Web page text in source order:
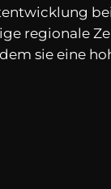
regionale
sie eine